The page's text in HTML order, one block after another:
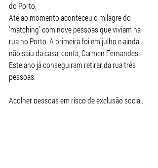
do Porto.
Até ao momento aconteceu o milagre do
‘matching’ com nove pessoas que viviam na
rua no Porto. A primeira foi em julho e ainda
não saiu da casa, conta, Carmen Fernandes.
Este ano já conseguiram retirar da rua três
pessoas.
Acolher pessoas em risco de exclusão social,